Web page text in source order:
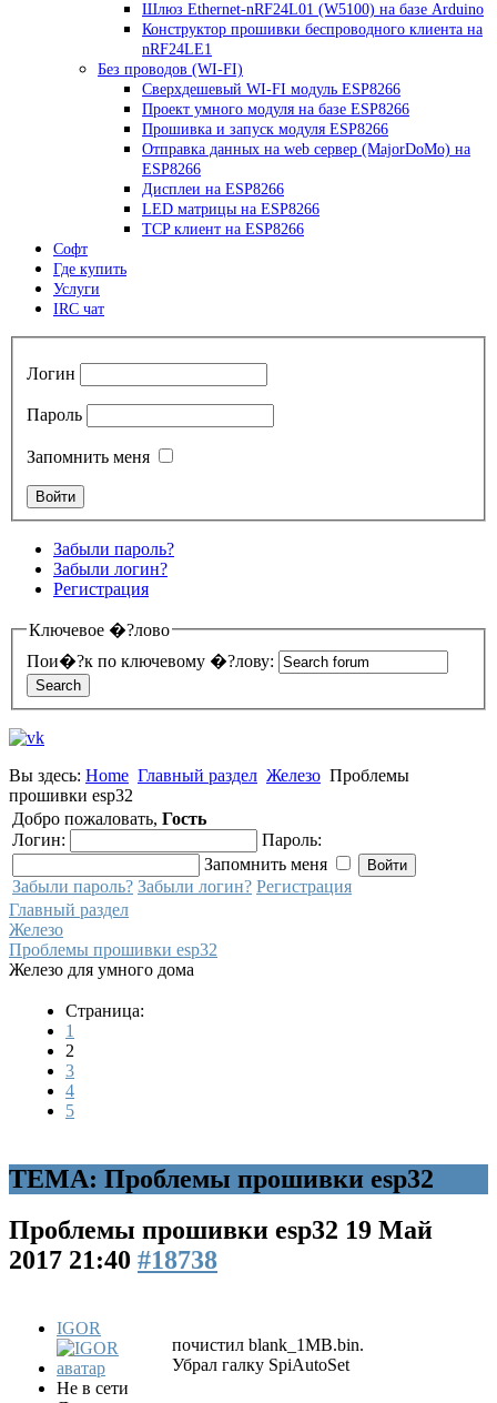
Шлюз Ethernet-nRF24L01 (W5100) на базе Arduino
Конструктор прошивки беспроводного клиента на
nRF24LE1
Без проводов (WI-FI)
Сверхдешевый WI-FI модуль ESP8266
Проект умного модуля на базе ESP8266
Прошивка и запуск модуля ESP8266
Отправка данных на web сервер (MajorDoMo) на
ESP8266
Дисплеи на ESP8266
LED матрицы на ESP8266
TCP клиент на ESP8266
Софт
Где купить
Услуги
IRC чат
Логин
Пароль
Запомнить меня
Забыли пароль?
Забыли логин?
Регистрация
Ключевое �?лово
Пои�?к по ключевому �?лову:
Вы здесь: Home Главный раздел Железо Проблемы
прошивки esp32
Добро пожаловать, Гость
Логин:
Пароль:
Запомнить меня
Забыли пароль? Забыли логин? Регистрация
Главный раздел
Железо
Проблемы прошивки esp32
Железо для умного дома
Страница:
1
2
3
4
5
ТЕМА: Проблемы прошивки esp32
Проблемы прошивки esp32 19 Май
2017 21:40 #18738
IGOR
Не в сети
почистил blank_1MB.bin.
Убрал галку SpiAutoSet